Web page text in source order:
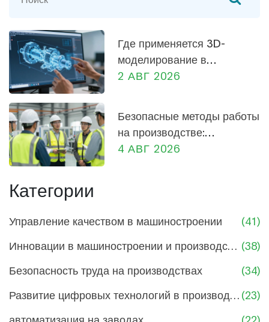
Где применяется 3D-
моделирование в
машиностроении: от
2 АВГ 2026
Безопасные методы работы
на производстве:
практическое руководство
4 АВГ 2026
Категории
Управление качеством в машиностроении
(41)
(38)
Безопасность труда на производствах
(34)
(23)
автоматизация на заводах
(22)